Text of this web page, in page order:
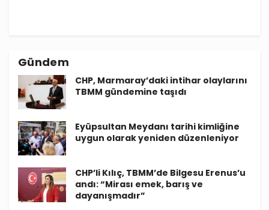
Gündem
CHP, Marmaray’daki intihar olaylarını
TBMM gündemine taşıdı
Eyüpsultan Meydanı tarihi kimliğine
uygun olarak yeniden düzenleniyor
CHP’li Kılıç, TBMM’de Bilgesu Erenus’u
andı: “Mirası emek, barış ve
dayanışmadır”